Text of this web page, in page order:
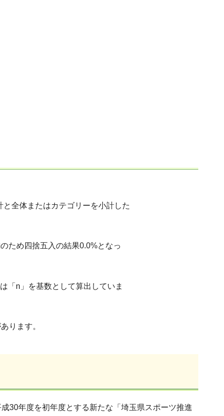
全体またはカテゴリーを小計した
ため四捨五入の結果0.0%となっ
「n」を基数として算出していま
ります。
30年度を初年度とする新たな「埼玉県スポーツ推進